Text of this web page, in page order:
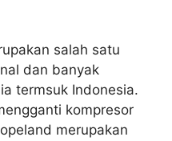
salah satu
dan banyak
termsuk Indonesia.
kompresor
merupakan